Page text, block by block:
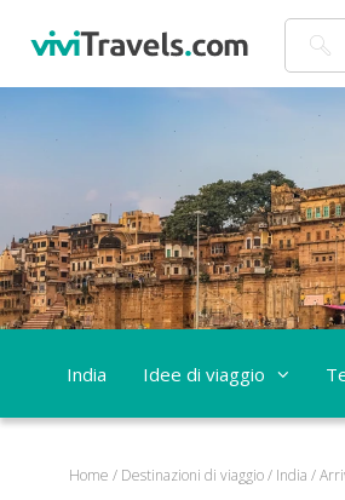
India Idee di viaggio
Home / Destinazioni di viaggio/ India /